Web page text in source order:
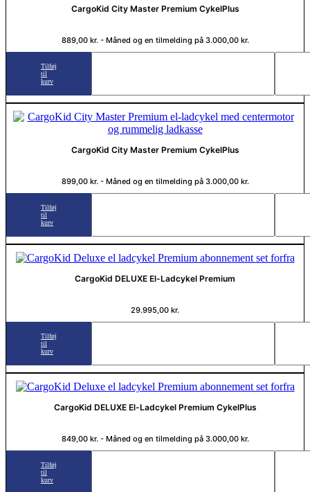
CargoKid City Master Premium CykelPlus
889,00 kr. - Måned og en tilmelding på 3.000,00 kr.
Tilføj
til
kurv
CargoKid City Master Premium CykelPlus
899,00 kr. - Måned og en tilmelding på 3.000,00 kr.
Tilføj
til
kurv
CargoKid DELUXE El-Ladcykel Premium
29.995,00 kr.
Tilføj
til
kurv
CargoKid DELUXE El-Ladcykel Premium CykelPlus
849,00 kr. - Måned og en tilmelding på 3.000,00 kr.
Tilføj
til
kurv